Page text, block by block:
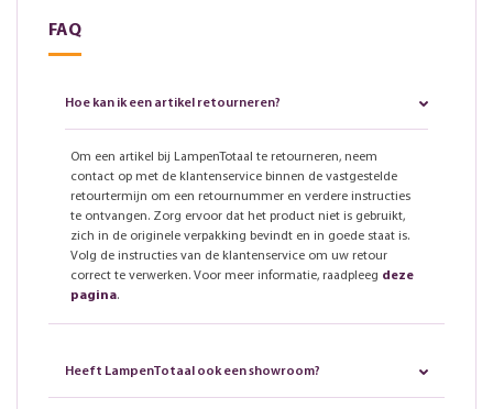
FAQ
Hoe kan ik een artikel retourneren?
Om een artikel bij LampenTotaal te retourneren, neem
contact op met de klantenservice binnen de vastgestelde
retourtermijn om een retournummer en verdere instructies
te ontvangen. Zorg ervoor dat het product niet is gebruikt,
zich in de originele verpakking bevindt en in goede staat is.
Volg de instructies van de klantenservice om uw retour
correct te verwerken. Voor meer informatie, raadpleeg deze
pagina.
Heeft LampenTotaal ook een showroom?